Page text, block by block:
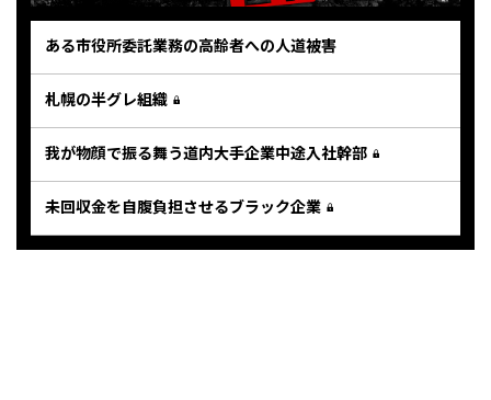
ある市役所委託業務の高齢者への人道被害
札幌の半グレ組織
我が物顔で振る舞う道内大手企業中途入社幹部
未回収金を自腹負担させるブラック企業